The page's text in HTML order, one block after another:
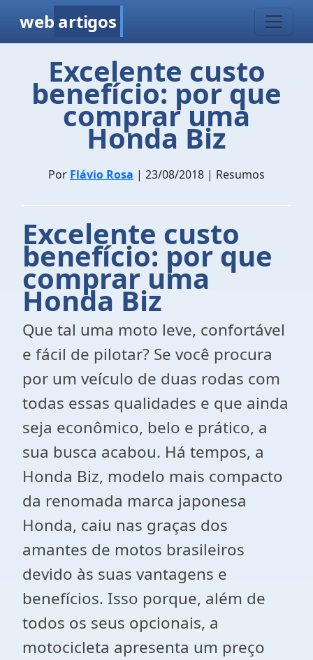
web artigos
Excelente custo
benefício: por que
comprar uma
Honda Biz
Por Flávio Rosa | 23/08/2018 | Resumos
Excelente custo
benefício: por que
comprar uma
Honda Biz
Que tal uma moto leve, confortável
e fácil de pilotar? Se você procura
por um veículo de duas rodas com
todas essas qualidades e que ainda
seja econômico, belo e prático, a
sua busca acabou. Há tempos, a
Honda Biz, modelo mais compacto
da renomada marca japonesa
Honda, caiu nas graças dos
amantes de motos brasileiros
devido às suas vantagens e
benefícios. Isso porque, além de
todos os seus opcionais, a
motocicleta apresenta um preço